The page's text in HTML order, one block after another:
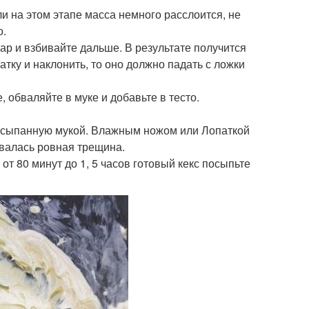
этом этапе масса немного расслоится, не
и взбивайте дальше. В результате получится
и наклонить, то оно должно падать с ложки
в муке и добавьте в тесто.
мукой. Влажным ножом или Лопаткой
ровная трещина.
80 минут до 1, 5 часов готовый кекс посыпьте